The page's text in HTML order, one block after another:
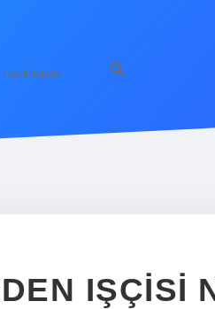
Hakkımızda
IŞÇISI